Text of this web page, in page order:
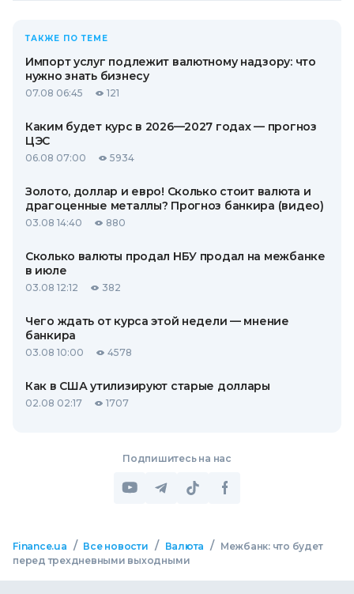
ТАКЖЕ ПО ТЕМЕ
Импорт услуг подлежит валютному надзору: что
нужно знать бизнесу
07.08 06:45 121
Каким будет курс в 2026—2027 годах — прогноз
ЦЭС
06.08 07:00 5934
Золото, доллар и евро! Сколько стоит валюта и
драгоценные металлы? Прогноз банкира (видео)
03.08 14:40 880
Сколько валюты продал НБУ продал на межбанке
в июле
03.08 12:12 382
Чего ждать от курса этой недели — мнение
банкира
03.08 10:00 4578
Как в США утилизируют старые доллары
02.08 02:17 1707
Подпишитесь на нас
Finance.ua / Все новости / Валюта /
Межбанк: что будет
перед трехдневными выходными